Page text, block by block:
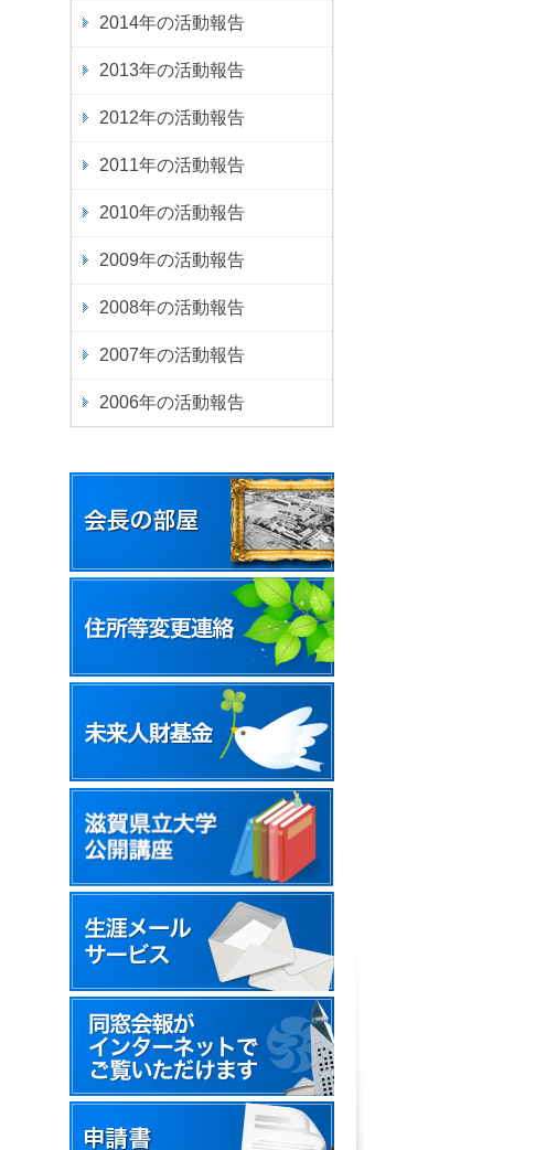
2014年の活動報告
2013年の活動報告
2012年の活動報告
2011年の活動報告
2010年の活動報告
2009年の活動報告
2008年の活動報告
2007年の活動報告
2006年の活動報告